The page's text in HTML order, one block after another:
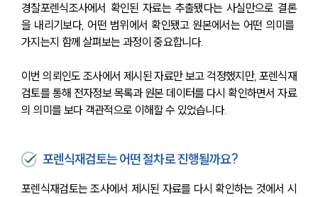
경찰포렌식조사에서 확인된 자료는 추출됐다는 사실만으로 결론
을 내리기보다, 어떤 범위에서 확인됐고 원본에서는 어떤 의미를
가지는지 함께 살펴보는 과정이 중요합니다.
이번 의뢰인도 조사에서 제시된 자료만 보고 걱정했지만, 포렌식재
검토를 통해 전자정보 목록과 원본 데이터를 다시 확인하면서 자료
의 의미를 보다 객관적으로 이해할 수 있었습니다.
포렌식재검토는 어떤 절차로 진행될까요?
포렌식재검토는 조사에서 제시된 자료를 다시 확인하는 것에서 시